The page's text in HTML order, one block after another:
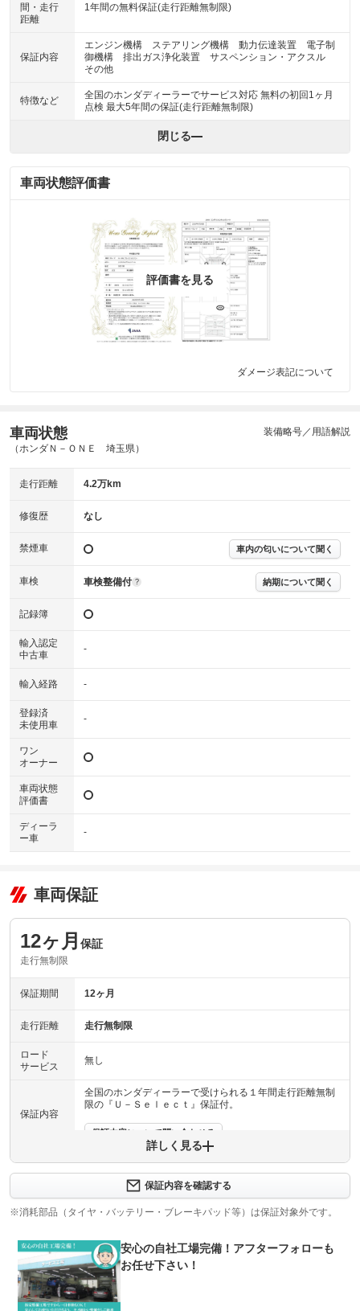
間・走行
距離
1年間の無料保証(走行距離無制限)
保証内容
エンジン機構 ステアリング機構 動力伝達装置 電子制
御機構 排出ガス浄化装置 サスペンション・アクスル
その他
特徴など
全国のホンダディーラーでサービス対応 無料の初回1ヶ月
点検 最大5年間の保証(走行距離無制限)
閉じる
車両状態評価書
評価書を見る
ダメージ表記について
車両状態
（ホンダＮ－ＯＮＥ 埼玉県）
装備略号／用語解説
走行距離 4.2万km
修復歴 なし
禁煙車 車内の匂いについて聞く
車検 車検整備付 ? 納期について聞く
記録簿
輸入認定
中古車
-
輸入経路 -
登録済
未使用車
-
ワン
オーナー
車両状態
評価書
ディーラ
ー車
-
車両保証
12ヶ月 保証
走行無制限
保証期間 12ヶ月
走行距離 走行無制限
ロード
サービス
無し
保証内容
全国のホンダディーラーで受けられる１年間走行距離無制
限の『Ｕ－Ｓｅｌｅｃｔ』保証付。
保証内容について問い合わせる
計102項目
エンジン、ブレーキ、サスペンション、オーディオ、カー
ナビなどをはじめ、保証書に指定した幅広い対象部品を保
証します。
上限金額
車両本体価格
ご購入いただきましたお車により異なりますので、詳しく
は『Ｕ－Ｓｅｌｅｃｔ新越谷』の営業までお問い合わせく
ださい。
詳しく見る
保証内容を確認する
※消耗部品（タイヤ・バッテリー・ブレーキパッド等）は保証対象外です。
安心の自社工場完備！アフターフォローも
お任せ下さい！